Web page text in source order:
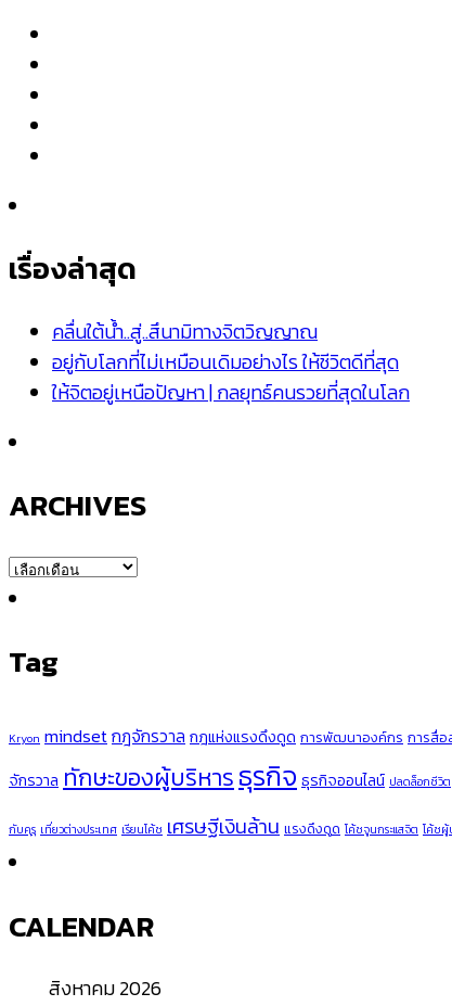
เรื่องล่าสุด
คลื่นใต้น้ำ..สู่..สึนามิทางจิตวิญญาณ
อยู่กับโลกที่ไม่เหมือนเดิมอย่างไร ให้ชีวิตดีที่สุด
ให้จิตอยู่เหนือปัญหา | กลยุทธ์คนรวยที่สุดในโลก
ARCHIVES
ARCHIVES
Tag
Kryon mindsetกฎจักรวาล กฎแห่งแรงดึงดูด การพัฒนาองค์กร การสื่อ
จักรวาล ทักษะของผู้บริหารธุรกิจธุรกิจออนไลน์ ปลดล็อกชีวิต
กับคุรุ เที่ยวต่างประเทศ เรียนโค้ช เศรษฐีเงินล้าน แรงดึงดูด โค้ชจูนกระแสจิต โค้ชผู้
CALENDAR
สิงหาคม 2026